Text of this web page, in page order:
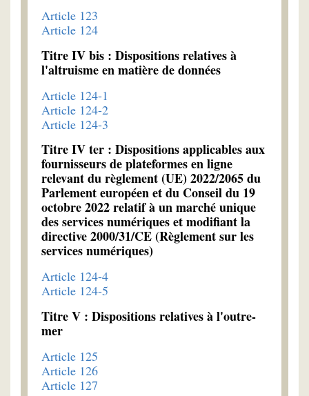
Article 123
Article 124
Titre IV bis : Dispositions relatives à
l'altruisme en matière de données
Article 124-1
Article 124-2
Article 124-3
Titre IV ter : Dispositions applicables aux
fournisseurs de plateformes en ligne
relevant du règlement (UE) 2022/2065 du
Parlement européen et du Conseil du 19
octobre 2022 relatif à un marché unique
des services numériques et modifiant la
directive 2000/31/CE (Règlement sur les
services numériques)
Article 124-4
Article 124-5
Titre V : Dispositions relatives à l'outre-
mer
Article 125
Article 126
Article 127